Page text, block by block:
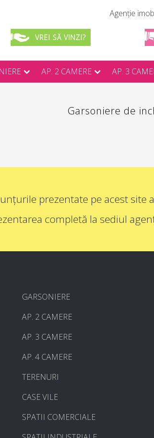
Agenție
VREI SĂ VINZI?
AP. 2 CAMERE AP. 3
Garsoniere de
prezentate pe acest site
completă la sediul
GARSONIERE
AP. 2 CAMERE
AP. 3 CAMERE
AP. 4 CAMERE
TERENURI
CASE VILE
SPATII COMERCIALE